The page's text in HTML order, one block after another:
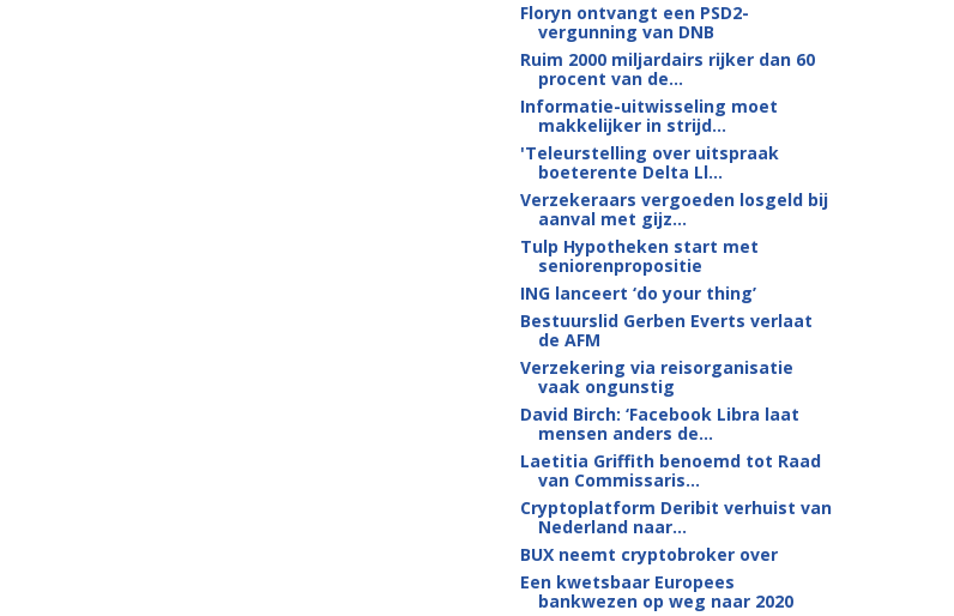
Floryn ontvangt een PSD2-
vergunning van DNB
Ruim 2000 miljardairs rijker dan 60
procent van de...
Informatie-uitwisseling moet
makkelijker in strijd...
'Teleurstelling over uitspraak
boeterente Delta Ll...
Verzekeraars vergoeden losgeld bij
aanval met gijz...
Tulp Hypotheken start met
seniorenpropositie
ING lanceert ‘do your thing’
Bestuurslid Gerben Everts verlaat
de AFM
Verzekering via reisorganisatie
vaak ongunstig
David Birch: ‘Facebook Libra laat
mensen anders de...
Laetitia Griffith benoemd tot Raad
van Commissaris...
Cryptoplatform Deribit verhuist van
Nederland naar...
BUX neemt cryptobroker over
Een kwetsbaar Europees
bankwezen op weg naar 2020